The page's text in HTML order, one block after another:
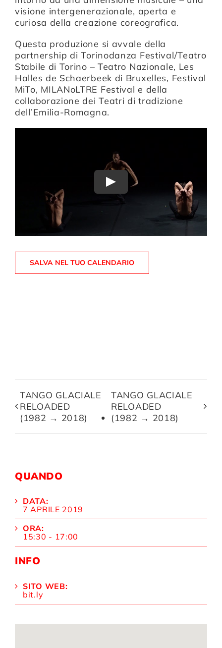
visione intergenerazionale, aperta e
curiosa della creazione coreografica.
Questa produzione si avvale della
partnership di Torinodanza Festival/Teatro
Stabile di Torino – Teatro Nazionale, Les
Halles de Schaerbeek di Bruxelles, Festival
MiTo, MILANoLTRE Festival e della
collaborazione dei Teatri di tradizione
dell’Emilia-Romagna.
Play
SALVA NEL TUO CALENDARIO
TANGO GLACIALE
RELOADED
(1982 → 2018)
TANGO GLACIALE
RELOADED
(1982 → 2018)
QUANDO
DATA:
7 APRILE 2019
ORA:
15:30 - 17:00
INFO
SITO WEB:
bit.ly